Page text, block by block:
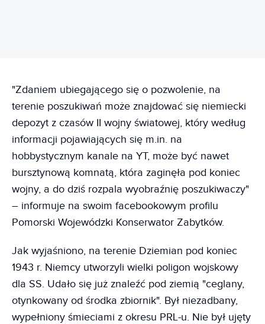
"Zdaniem ubiegającego się o pozwolenie, na
terenie poszukiwań może znajdować się niemiecki
depozyt z czasów II wojny światowej, który według
informacji pojawiających się m.in. na
hobbystycznym kanale na YT, może być nawet
bursztynową komnatą, która zaginęła pod koniec
wojny, a do dziś rozpala wyobraźnię poszukiwaczy"
– informuje na swoim facebookowym profilu
Pomorski Wojewódzki Konserwator Zabytków.
Jak wyjaśniono, na terenie Dziemian pod koniec
1943 r. Niemcy utworzyli wielki poligon wojskowy
dla SS. Udało się już znaleźć pod ziemią "ceglany,
otynkowany od środka zbiornik". Był niezadbany,
wypełniony śmieciami z okresu PRL-u. Nie był ujęty